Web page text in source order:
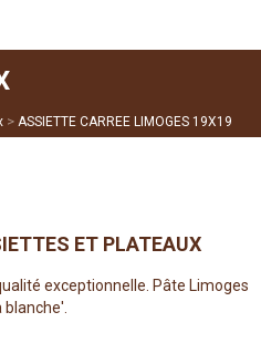
> ASSIETTE CARREE LIMOGES 19X19
ET PLATEAUX
exceptionnelle. Pâte Limoges